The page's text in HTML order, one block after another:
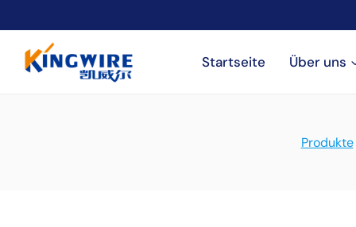
Inhalt
springen
Startseite Über uns
Produkte